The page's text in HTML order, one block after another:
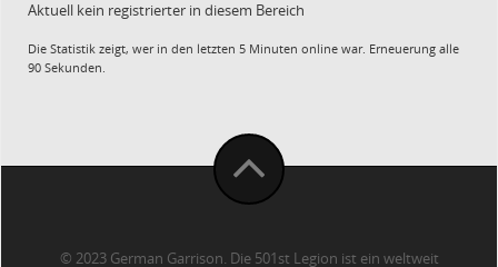
Aktuell kein registrierter in diesem Bereich
Die Statistik zeigt, wer in den letzten 5 Minuten online war. Erneuerung alle
90 Sekunden.
© 2023 German Garrison. Die 501st Legion ist ein weltweit